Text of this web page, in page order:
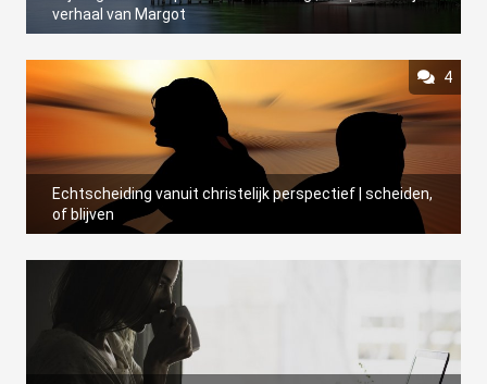
verhaal van Margot
4
Echtscheiding vanuit christelijk perspectief | scheiden,
of blijven